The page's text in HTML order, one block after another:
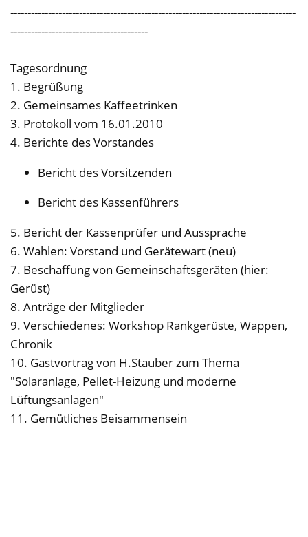
-----------------------------------------------------------------------------------
----------------------------------------
Tagesordnung
1. Begrüßung
2. Gemeinsames Kaffeetrinken
3. Protokoll vom 16.01.2010
4. Berichte des Vorstandes
Bericht des Vorsitzenden
Bericht des Kassenführers
5. Bericht der Kassenprüfer und Aussprache
6. Wahlen: Vorstand und Gerätewart (neu)
7. Beschaffung von Gemeinschaftsgeräten (hier:
Gerüst)
8. Anträge der Mitglieder
9. Verschiedenes: Workshop Rankgerüste, Wappen,
Chronik
10. Gastvortrag von H.Stauber zum Thema
"Solaranlage, Pellet-Heizung und moderne
Lüftungsanlagen"
11. Gemütliches Beisammensein